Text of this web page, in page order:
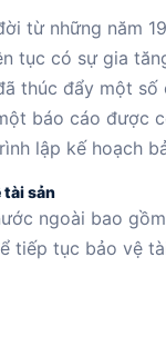
từ những năm
tục có sự gia
thúc đẩy một
báo cáo được
lập kế hoạch
tài sản
ngoài bao
tiếp tục bảo vệ